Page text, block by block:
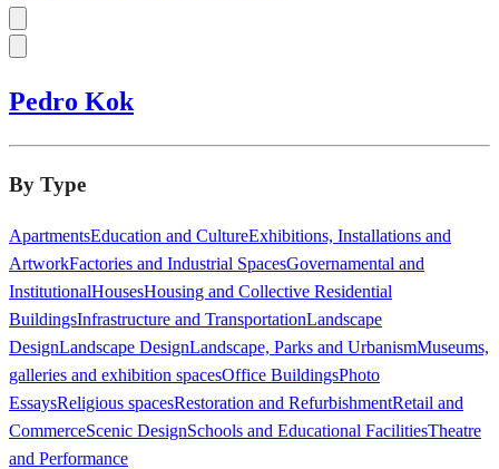
Pedro Kok
By Type
ApartmentsEducation and CultureExhibitions, Installations and
ArtworkFactories and Industrial SpacesGovernamental and
InstitutionalHousesHousing and Collective Residential
BuildingsInfrastructure and TransportationLandscape
DesignLandscape DesignLandscape, Parks and UrbanismMuseums,
galleries and exhibition spacesOffice BuildingsPhoto
EssaysReligious spacesRestoration and RefurbishmentRetail and
CommerceScenic DesignSchools and Educational FacilitiesTheatre
and Performance